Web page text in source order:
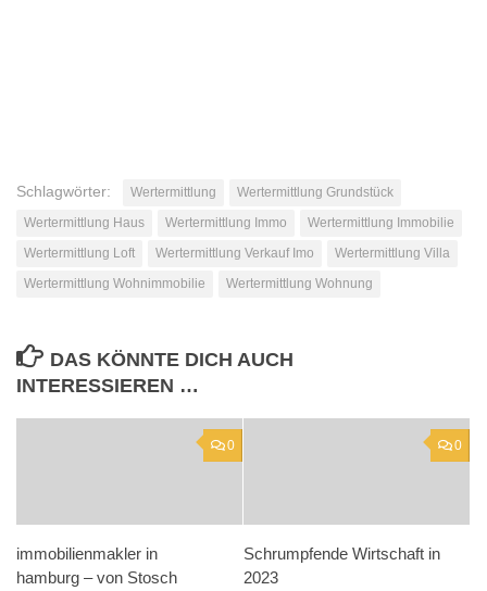
Schlagwörter: Wertermittlung
Wertermittlung Grundstück
Wertermittlung Haus
Wertermittlung Immo
Wertermittlung Immobilie
Wertermittlung Loft
Wertermittlung Verkauf Imo
Wertermittlung Villa
Wertermittlung Wohnimmobilie
Wertermittlung Wohnung
DAS KÖNNTE DICH AUCH
INTERESSIEREN …
0
immobilienmakler in
hamburg – von Stosch
0
Schrumpfende Wirtschaft in
2023